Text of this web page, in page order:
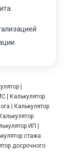
|
| Калькулятор
| Калькулятор
ИП |
стажа
досрочного